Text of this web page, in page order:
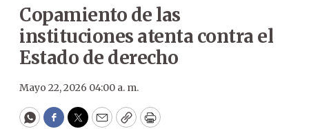
Copamiento de las
instituciones atenta contra el
Estado de derecho
Mayo 22, 2026 04:00 a. m.
WhatsApp
Facebook
Twitter
EmailCopyPrint